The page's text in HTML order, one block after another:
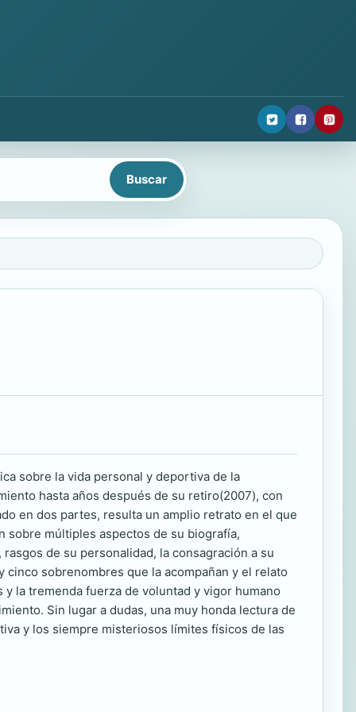
sobre la vida personal y deportiva de la
hasta años después de su retiro(2007), con
en dos partes, resulta un amplio retrato en el que
múltiples aspectos de su biografía,
de su personalidad, la consagración a su
sobrenombres que la acompañan y el relato
la tremenda fuerza de voluntad y vigor humano
Sin lugar a dudas, una muy honda lectura de
y los siempre misteriosos límites físicos de las